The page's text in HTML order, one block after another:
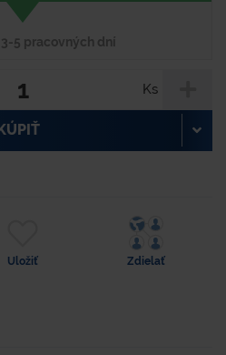
5 pracovných dní
Ks
KÚPIŤ
Uložiť Zdielať